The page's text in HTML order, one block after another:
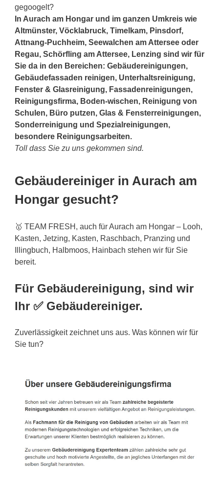
gegoogelt?
In Aurach am Hongar und im ganzen Umkreis wie
Altmünster, Vöcklabruck, Timelkam, Pinsdorf,
Attnang-Puchheim, Seewalchen am Attersee oder
Regau, Schörfling am Attersee, Lenzing sind wir für
Sie da in den Bereichen: Gebäudereinigungen,
Gebäudefassaden reinigen, Unterhaltsreinigung,
Fenster & Glasreinigung, Fassadenreinigungen,
Reinigungsfirma, Boden-wischen, Reinigung von
Schulen, Büro putzen, Glas & Fensterreinigungen,
Sonderreinigung und Spezialreinigungen,
besondere Reinigungsarbeiten.
Toll dass Sie zu uns gekommen sind.
Gebäudereiniger in Aurach am
Hongar gesucht?
🥇 TEAM FRESH, auch für Aurach am Hongar – Looh,
Kasten, Jetzing, Kasten, Raschbach, Pranzing und
Illingbuch, Halbmoos, Hainbach stehen wir für Sie
bereit.
Für Gebäudereinigung, sind wir
Ihr ✅ Gebäudereiniger.
Zuverlässigkeit zeichnet uns aus. Was können wir für
Sie tun?